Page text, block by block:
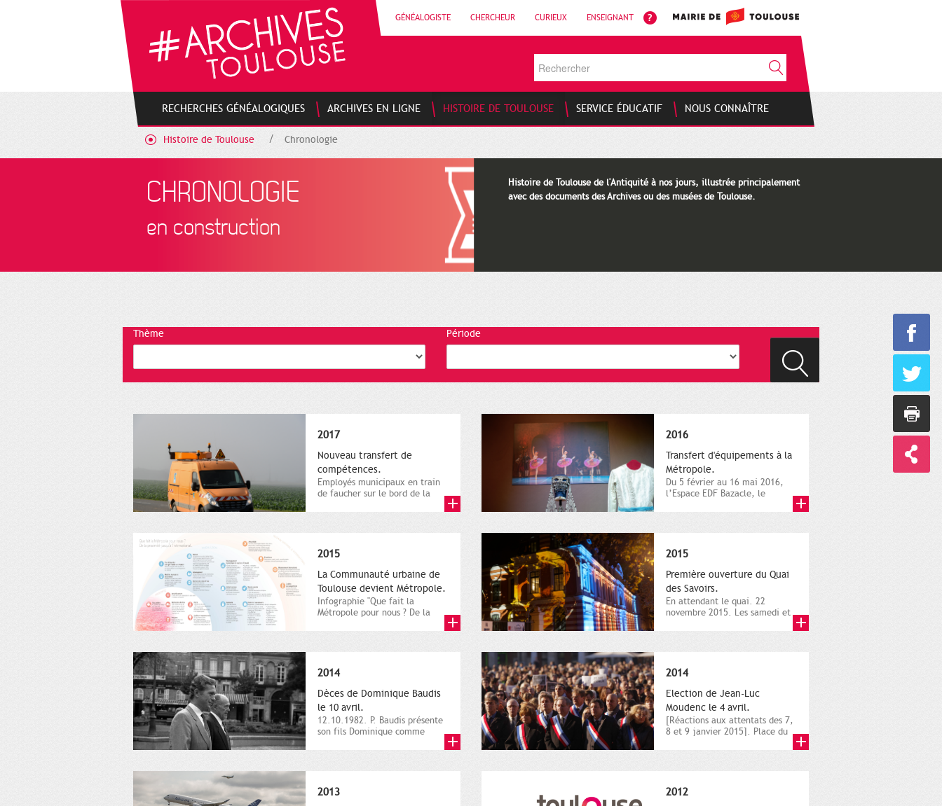
GÉNÉALOGISTE CHERCHEUR CURIEUX ENSEIGNANT
RECHERCHES GÉNÉALOGIQUES ARCHIVES EN LIGNE HISTOIRE DE TOULOUSE SERVICE ÉDUCATIF NOUS CONNAÎTRE
Histoire de Toulouse Chronologie
CHRONOLOGIE
en construction
Histoire de Toulouse de l'Antiquité à nos jours, illustrée principalement
avec des documents des Archives ou des musées de Toulouse.
Thème Période
2017
Nouveau transfert de
compétences.
Employés municipaux en train
de faucher sur le bord de la
2016
Transfert d'équipements à la
Métropole.
Du 5 février au 16 mai 2016,
l’Espace EDF Bazacle, le
2015
La Communauté urbaine de
Toulouse devient Métropole.
Infographie "Que fait la
Métropole pour nous ? De la
2015
Première ouverture du Quai
des Savoirs.
En attendant le quai. 22
novembre 2015. Les samedi et
2014
Dèces de Dominique Baudis
le 10 avril.
12.10.1982. P. Baudis présente
son fils Dominique comme
2014
Election de Jean-Luc
Moudenc le 4 avril.
[Réactions aux attentats des 7,
8 et 9 janvier 2015]. Place du
2013 2012
Gestion de vos préférences sur les cookies